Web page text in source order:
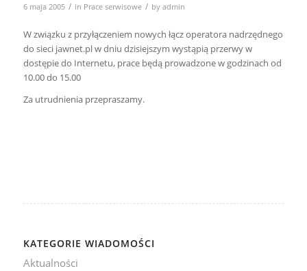
6 maja 2005 / in Prace serwisowe / by admin
W związku z przyłączeniem nowych łącz operatora nadrzędnego
do sieci jawnet.pl w dniu dzisiejszym wystąpią przerwy w
dostępie do Internetu, prace będą prowadzone w godzinach od
10.00 do 15.00
Za utrudnienia przepraszamy.
KATEGORIE WIADOMOŚCI
Aktualności